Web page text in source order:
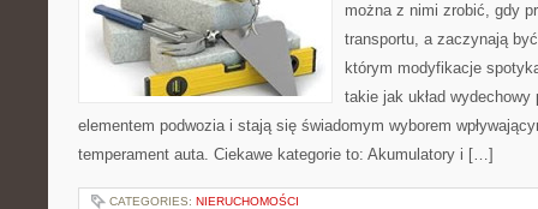
można z nimi zrobić, gdy
transportu, a zaczynają
którym modyfikacje
takie jak układ
elementem podwozia i stają się świadomym wyborem
temperament auta. Ciekawe kategorie to: Akumulatory i […]
CATEGORIES: NIERUCHOMOŚCI